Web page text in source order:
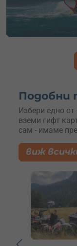
Подобни
Избери едно от
вземи гифт
сам - имаме
виж